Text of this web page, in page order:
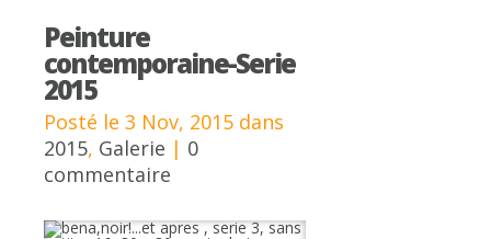
Peinture
contemporaine-Serie
2015
Posté le 3 Nov, 2015 dans
2015, Galerie | 0
commentaire